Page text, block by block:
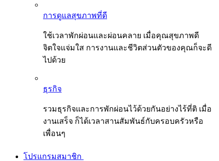
การดูแลสุขภาพที่ดี
ใช้เวลาพักผ่อนและผ่อนคลาย เมื่อคุณสุขภาพดี
จิตใจแจ่มใส การงานและชีวิตส่วนตัวของคุณก็จะดี
ไปด้วย
ธุรกิจ
รวมธุรกิจและการพักผ่อนไว้ด้วยกันอย่างไร้ที่ติ เมื่อ
งานเสร็จ ก็ได้เวลาสานสัมพันธ์กับครอบครัวหรือ
เพื่อนๆ
โปรแกรมสมาชิก